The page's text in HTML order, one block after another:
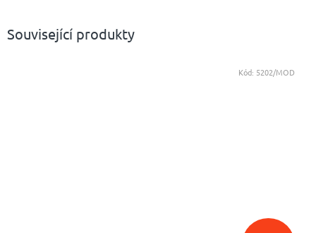
Související produkty
Kód: 5202/MOD